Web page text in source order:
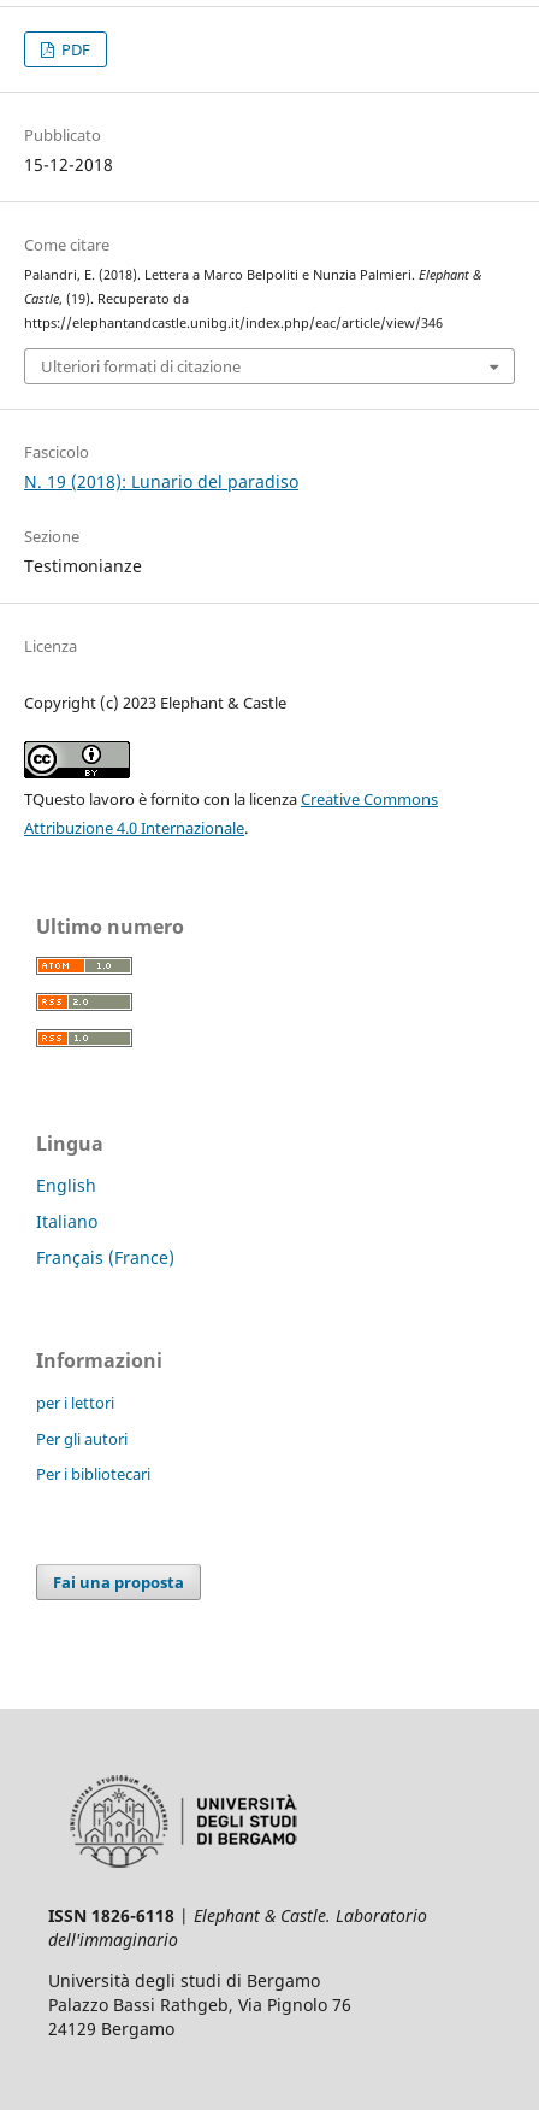
PDF
Pubblicato
15-12-2018
Come citare
Palandri, E. (2018). Lettera a Marco Belpoliti e Nunzia Palmieri. Elephant &
Castle, (19). Recuperato da
https://elephantandcastle.unibg.it/index.php/eac/article/view/346
Ulteriori formati di citazione
Fascicolo
N. 19 (2018): Lunario del paradiso
Sezione
Testimonianze
Licenza
Copyright (c) 2023 Elephant & Castle
TQuesto lavoro è fornito con la licenzaCreative Commons
Attribuzione 4.0 Internazionale.
Ultimo numero
Lingua
English
Italiano
Français (France)
Informazioni
per i lettori
Per gli autori
Per i bibliotecari
Fai una proposta
ISSN 1826-6118| Elephant & Castle. Laboratorio
dell'immaginario
Università degli studi di Bergamo
Palazzo Bassi Rathgeb, Via Pignolo 76
24129 Bergamo